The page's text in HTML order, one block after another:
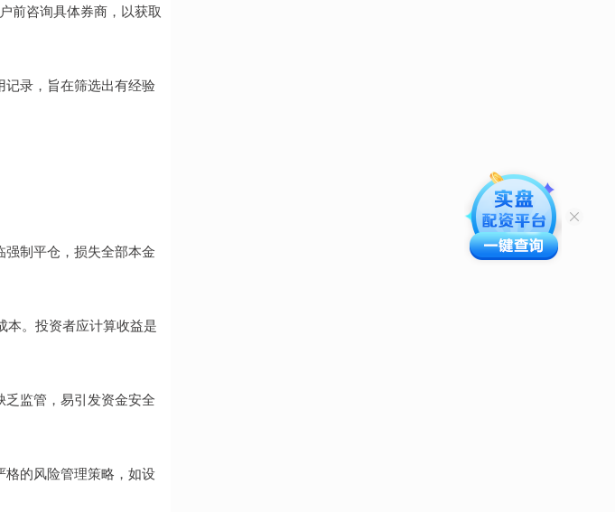
前咨询具体券商，以获取
录，旨在筛选出有经验
制平仓，损失全部本金
本。投资者应计算收益是
监管，易引发资金安全
的风险管理策略，如设